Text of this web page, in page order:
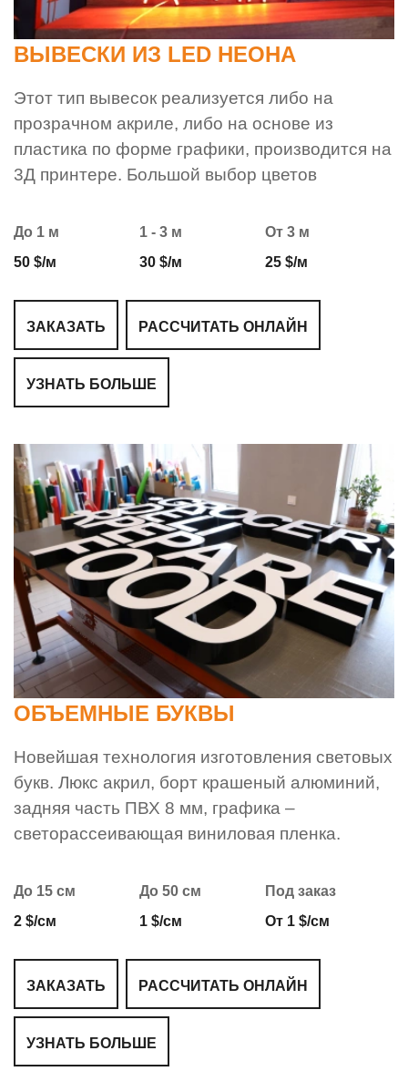
ВЫВЕСКИ ИЗ LED НЕОНА
Этот тип вывесок реализуется либо на
прозрачном акриле, либо на основе из
пластика по форме графики, производится на
3Д принтере. Большой выбор цветов
До 1 м
50 $/м
1 - 3 м
30 $/м
От 3 м
25 $/м
ЗАКАЗАТЬ РАССЧИТАТЬ ОНЛАЙН
УЗНАТЬ БОЛЬШЕ
ОБЪЕМНЫЕ БУКВЫ
Новейшая технология изготовления световых
букв. Люкс акрил, борт крашеный алюминий,
задняя часть ПВХ 8 мм, графика –
светорассеивающая виниловая пленка.
До 15 см
2 $/см
До 50 см
1 $/см
Под заказ
От 1 $/см
ЗАКАЗАТЬ РАССЧИТАТЬ ОНЛАЙН
УЗНАТЬ БОЛЬШЕ